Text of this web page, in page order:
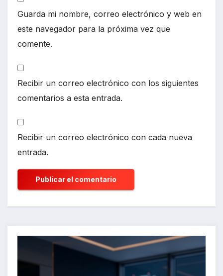
Guarda mi nombre, correo electrónico y web en
este navegador para la próxima vez que
comente.
Recibir un correo electrónico con los siguientes
comentarios a esta entrada.
Recibir un correo electrónico con cada nueva
entrada.